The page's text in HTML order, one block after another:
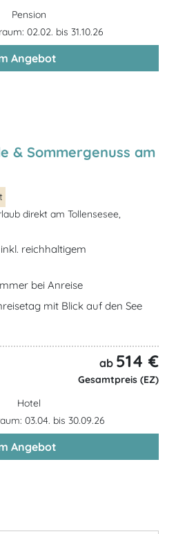
Pension
02.02. bis 31.10.26
Angebot
& Sommergenuss am
direkt am Tollensesee,
reichhaltigem
bei Anreise
mit Blick auf den See
ab 514 €
Gesamtpreis (EZ)
Hotel
03.04. bis 30.09.26
Angebot